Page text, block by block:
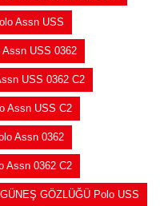
Assn USS
USS 0362
USS 0362 C2
Assn USS C2
Assn 0362
Assn 0362 C2
GÜNEŞ GÖZLÜĞÜ Polo USS